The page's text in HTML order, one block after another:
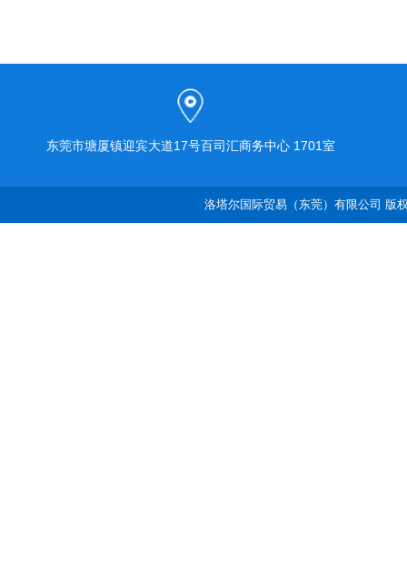
东莞市塘厦镇迎宾大道17号百司汇商务中心 1701室
洛塔尔国际贸易（东莞）有限公司 版